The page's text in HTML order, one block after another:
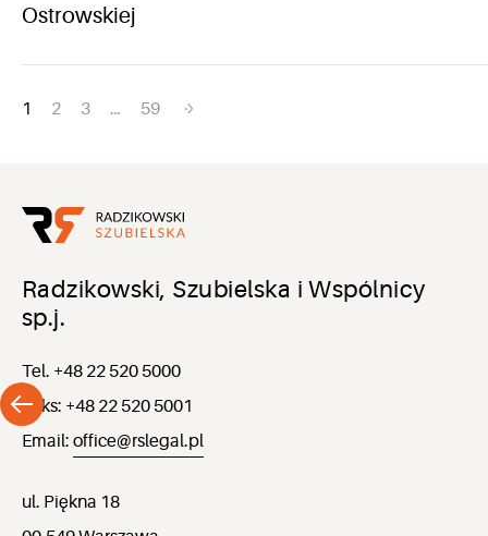
Ostrowskiej
Nawigacja
1 2 3 … 59
Radzikowski, Szubielska i Wspólnicy
sp.j.
Tel. +48 22 520 5000
Faks: +48 22 520 5001
Email: office@rslegal.pl
ul. Piękna 18